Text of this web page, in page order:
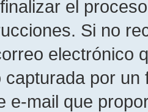
el
Si no
electrónico
por
e-mail que